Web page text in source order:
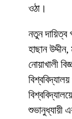
ওঠা।
নতুন
হাছান
নোয়াখালী
শুভানুধ্যায়ী